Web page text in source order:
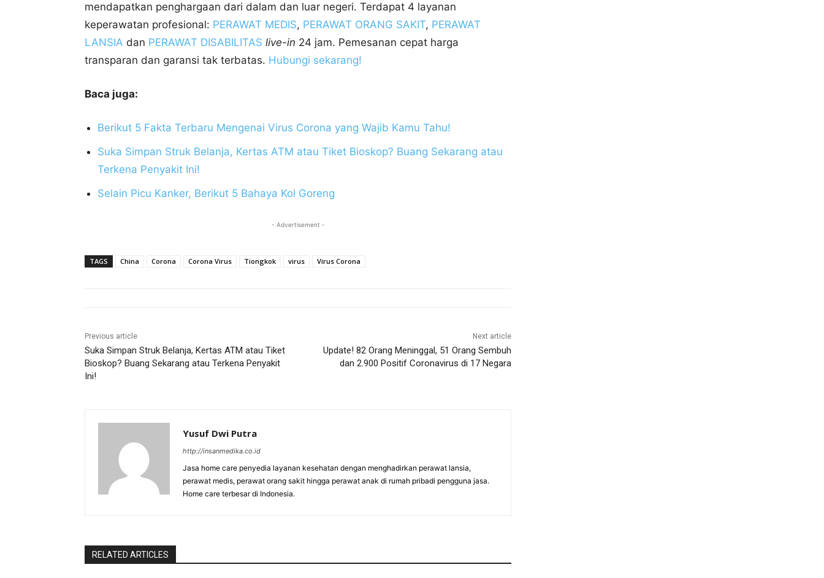
mendapatkan penghargaan dari dalam dan luar negeri. Terdapat 4 layanan
keperawatan profesional: PERAWAT MEDIS, PERAWAT ORANG SAKIT, PERAWAT
LANSIA dan PERAWAT DISABILITAS live-in 24 jam. Pemesanan cepat harga
transparan dan garansi tak terbatas. Hubungi sekarang!
Baca juga:
Berikut 5 Fakta Terbaru Mengenai Virus Corona yang Wajib Kamu Tahu!
Suka Simpan Struk Belanja, Kertas ATM atau Tiket Bioskop? Buang Sekarang atau
Terkena Penyakit Ini!
Selain Picu Kanker, Berikut 5 Bahaya Kol Goreng
- Advertisement -
TAGS China Corona Corona Virus Tiongkok virus Virus Corona
Previous article
Suka Simpan Struk Belanja, Kertas ATM atau Tiket
Bioskop? Buang Sekarang atau Terkena Penyakit
Ini!
Next article
Update! 82 Orang Meninggal, 51 Orang Sembuh
dan 2.900 Positif Coronavirus di 17 Negara
Yusuf Dwi Putra
http://insanmedika.co.id
Jasa home care penyedia layanan kesehatan dengan menghadirkan perawat lansia,
perawat medis, perawat orang sakit hingga perawat anak di rumah pribadi pengguna jasa.
Home care terbesar di Indonesia.
RELATED ARTICLES